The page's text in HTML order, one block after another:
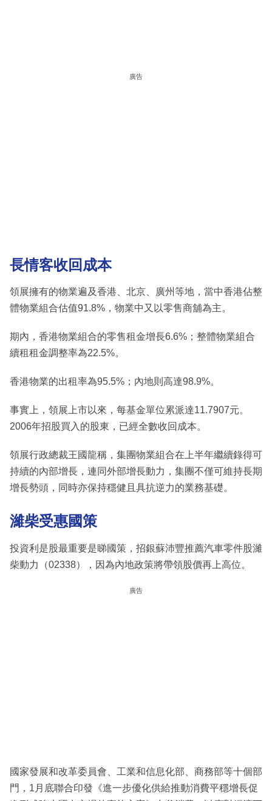
廣告
長情客收回成本
領展擁有的物業遍及香港、北京、廣州等地，當中香港佔整
體物業組合估值91.8%，物業中又以零售商舖為主。
期內，香港物業組合的零售租金增長6.6%；整體物業組合
續租租金調整率為22.5%。
香港物業的出租率為95.5%；內地則高達98.9%。
事實上，領展上市以來，每基金單位累派達11.7907元。
2006年招股買入的股東，已經全數收回成本。
領展行政總裁王國龍稱，集團物業組合在上半年繼續錄得可
持續的內部增長，連同外部增長動力，集團不僅可維持長期
增長勢頭，同時亦保持穩健且具抗逆力的業務基礎。
濰柴受惠國策
投資利是股最重要是睇國策，招銀蘇沛豐推薦汽車零件股濰
柴動力（02338），因為內地政策將帶領股價再上高位。
廣告
國家發展和改革委員會、工業和信息化部、商務部等十個部
門，1月底聯合印發《進一步優化供給推動消費平穩增長促